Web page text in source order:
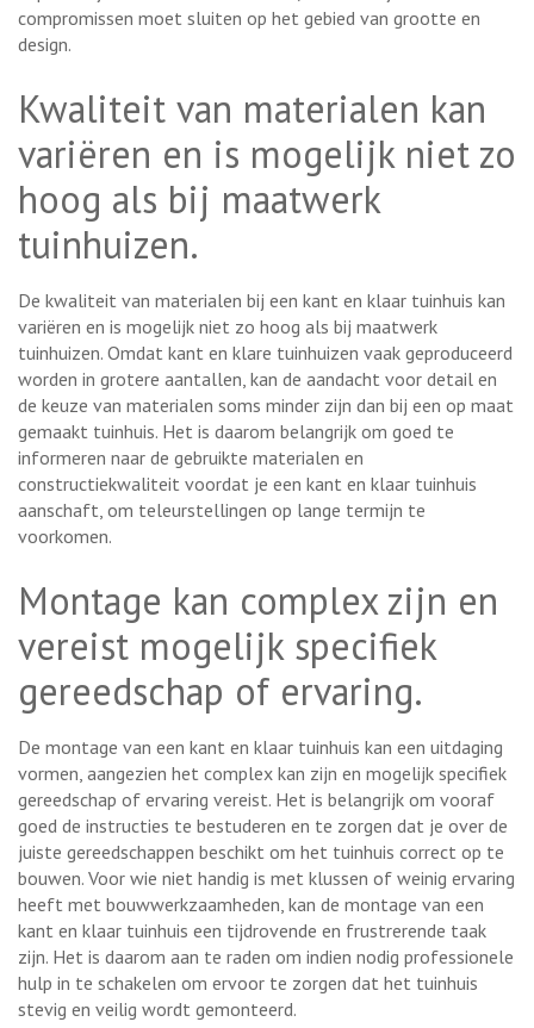
compromissen moet sluiten op het gebied van grootte en
design.
Kwaliteit van materialen kan
variëren en is mogelijk niet zo
hoog als bij maatwerk
tuinhuizen.
De kwaliteit van materialen bij een kant en klaar tuinhuis kan
variëren en is mogelijk niet zo hoog als bij maatwerk
tuinhuizen. Omdat kant en klare tuinhuizen vaak geproduceerd
worden in grotere aantallen, kan de aandacht voor detail en
de keuze van materialen soms minder zijn dan bij een op maat
gemaakt tuinhuis. Het is daarom belangrijk om goed te
informeren naar de gebruikte materialen en
constructiekwaliteit voordat je een kant en klaar tuinhuis
aanschaft, om teleurstellingen op lange termijn te
voorkomen.
Montage kan complex zijn en
vereist mogelijk specifiek
gereedschap of ervaring.
De montage van een kant en klaar tuinhuis kan een uitdaging
vormen, aangezien het complex kan zijn en mogelijk specifiek
gereedschap of ervaring vereist. Het is belangrijk om vooraf
goed de instructies te bestuderen en te zorgen dat je over de
juiste gereedschappen beschikt om het tuinhuis correct op te
bouwen. Voor wie niet handig is met klussen of weinig ervaring
heeft met bouwwerkzaamheden, kan de montage van een
kant en klaar tuinhuis een tijdrovende en frustrerende taak
zijn. Het is daarom aan te raden om indien nodig professionele
hulp in te schakelen om ervoor te zorgen dat het tuinhuis
stevig en veilig wordt gemonteerd.